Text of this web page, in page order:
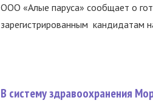
ООО «Алые паруса» сообщает о
зарегистрированным кандидатам
В систему здравоохранения